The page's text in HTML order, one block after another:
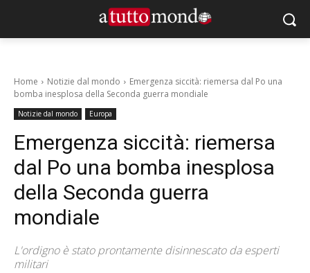
Home Notizie dal mondo
Emergenza siccità: riemersa dal Po una
bomba inesplosa della Seconda guerra mondiale
Notizie dal mondo Europa
Emergenza siccità: riemersa
dal Po una bomba inesplosa
della Seconda guerra
mondiale
L'ordigno è stato prontamente disinnescato da esperti
militari